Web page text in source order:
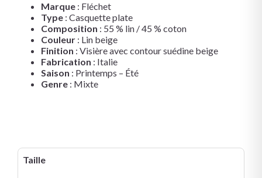
Marque : Fléchet
Type : Casquette plate
Composition : 55 % lin / 45 % coton
Couleur : Lin beige
Finition : Visière avec contour suédine beige
Fabrication : Italie
Saison : Printemps – Été
Genre : Mixte
Taille